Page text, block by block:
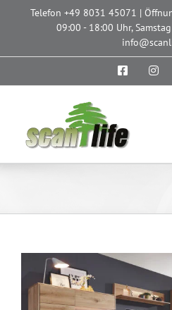
Telefon +49 8031 45071 |
09:00 - 18:00 Uhr,
Facebook
grösseres
Bild